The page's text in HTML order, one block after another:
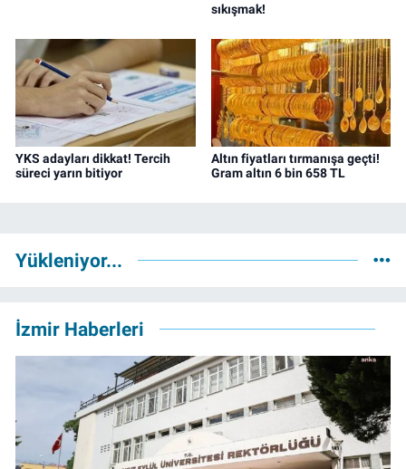
sıkışmak!
YKS adayları dikkat! Tercih
süreci yarın bitiyor
Altın fiyatları tırmanışa geçti!
Gram altın 6 bin 658 TL
Yükleniyor...
İzmir Haberleri